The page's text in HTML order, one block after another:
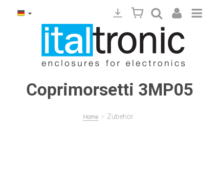
Coprimorsetti 3MP05
Home > Zubehör